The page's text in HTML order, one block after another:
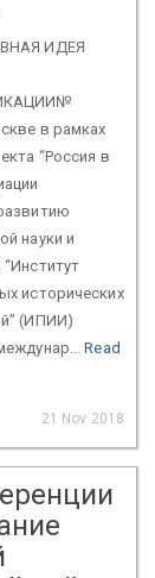
ИДЕЯ
в рамках
“Россия в
науки и
исторических
(ИПИИ)
Read
21 Nov 2018